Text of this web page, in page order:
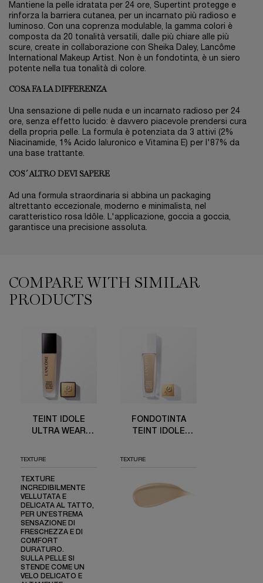
Mantiene la pelle idratata per 24 ore, Supertint protegge e
rinforza la barriera cutanea, per un incarnato più radioso e
luminoso. Con una coprenza modulable, la gamma colori è
composta da 20 tonalità versatili, dalle più chiare alle più
scure, create in collaborazione con Sheika Daley, Lancôme
International Makeup Artist. Non è un fondotinta, è un siero
potente nella tua tonalità di colore.
COSA FA LA DIFFERENZA
Una sensazione di pelle nuda e un incarnato radioso per 24
ore, senza effetto lucido: è davvero piacevole prendersi cura
della propria pelle. La formula è potenziata da 3 attivi (2%
Niacinamide, 1% Acido Ialuronico e Vitamina E) per l'87% da
una base trattante.
COS´ALTRO DEVI SAPERE
Ad una formula straordinaria si abbina un packaging
altrettanto eccezionale, moderno e minimalista, nel
caratteristico rosa Idôle. L'applicazione, goccia a goccia,
garantisce una precisione assoluta.
COMPARE WITH SIMILAR PRODUCTS
COMPARE WITH SIMILAR
PRODUCTS
TEINT IDOLE
ULTRA WEAR
FONDOTINTA
TEINT IDOLE
TEXTURE
TEXTURE
INCREDIBILMENTE
VELLUTATA E
DELICATA AL TATTO,
PER UN'ESTREMA
SENSAZIONE DI
FRESCHEZZA E DI
COMFORT
DURATURO.
SULLA PELLE SI
STENDE COME UN
VELO DELICATO E
TEXTURE